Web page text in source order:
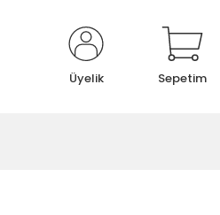
Üyelik Sepetim